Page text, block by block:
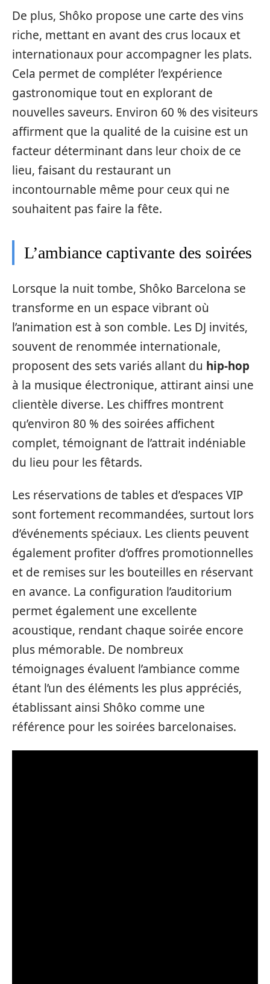
De plus, Shôko propose une carte des vins
riche, mettant en avant des crus locaux et
internationaux pour accompagner les plats.
Cela permet de compléter l’expérience
gastronomique tout en explorant de
nouvelles saveurs. Environ 60 % des visiteurs
affirment que la qualité de la cuisine est un
facteur déterminant dans leur choix de ce
lieu, faisant du restaurant un
incontournable même pour ceux qui ne
souhaitent pas faire la fête.
L’ambiance captivante des soirées
Lorsque la nuit tombe, Shôko Barcelona se
transforme en un espace vibrant où
l’animation est à son comble. Les DJ invités,
souvent de renommée internationale,
proposent des sets variés allant du hip-hop
à la musique électronique, attirant ainsi une
clientèle diverse. Les chiffres montrent
qu’environ 80 % des soirées affichent
complet, témoignant de l’attrait indéniable
du lieu pour les fêtards.
Les réservations de tables et d’espaces VIP
sont fortement recommandées, surtout lors
d’événements spéciaux. Les clients peuvent
également profiter d’offres promotionnelles
et de remises sur les bouteilles en réservant
en avance. La configuration l’auditorium
permet également une excellente
acoustique, rendant chaque soirée encore
plus mémorable. De nombreux
témoignages évaluent l’ambiance comme
étant l’un des éléments les plus appréciés,
établissant ainsi Shôko comme une
référence pour les soirées barcelonaises.